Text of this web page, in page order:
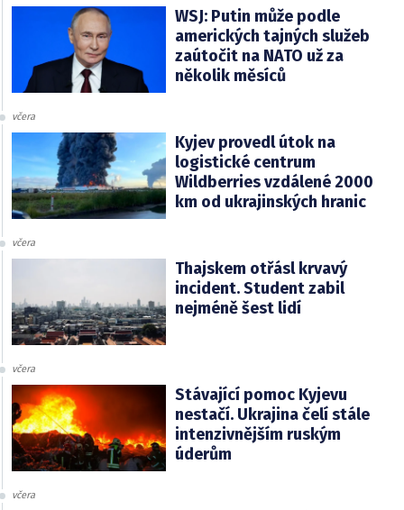
WSJ: Putin může podle
amerických tajných služeb
zaútočit na NATO už za
několik měsíců
včera
Kyjev provedl útok na
logistické centrum
Wildberries vzdálené 2000
km od ukrajinských hranic
včera
Thajskem otřásl krvavý
incident. Student zabil
nejméně šest lidí
včera
Stávající pomoc Kyjevu
nestačí. Ukrajina čelí stále
intenzivnějším ruským
úderům
včera